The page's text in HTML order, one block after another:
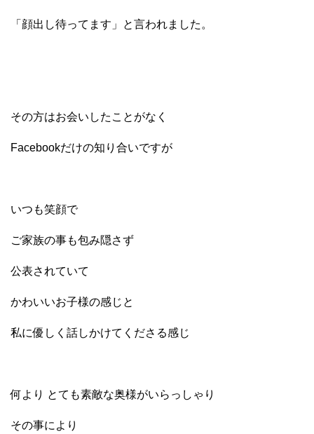
「顔出し待ってます」と言われました。
その方はお会いしたことがなく
Facebookだけの知り合いですが
いつも笑顔で
ご家族の事も包み隠さず
公表されていて
かわいいお子様の感じと
私に優しく話しかけてくださる感じ
何より とても素敵な奥様がいらっしゃり
その事により